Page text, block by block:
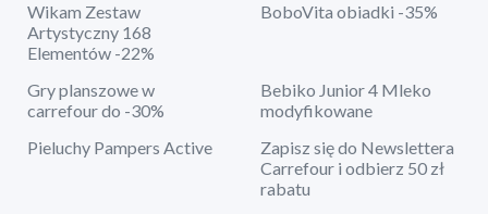
Wikam Zestaw
Artystyczny 168
Elementów -22%
BoboVita obiadki -35%
Gry planszowe w
carrefour do -30%
Bebiko Junior 4 Mleko
modyfikowane
Pieluchy Pampers Active
Zapisz się do Newslettera
Carrefour i odbierz 50 zł
rabatu